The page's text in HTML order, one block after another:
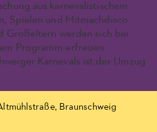
aus karnevalistischem
Spielen und Mitmachdisco.
Großeltern werden sich bei
Programm erfreuen.
Karnevals ist der Umzug
Braunschweig